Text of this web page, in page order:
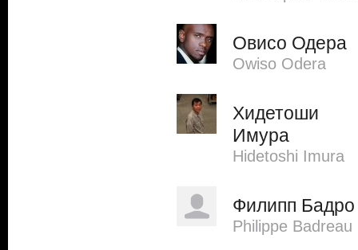
Овисо Одера
Owiso Odera
Хидетоши
Имура
Hidetoshi Imura
Филипп Бадро
Philippe Badreau